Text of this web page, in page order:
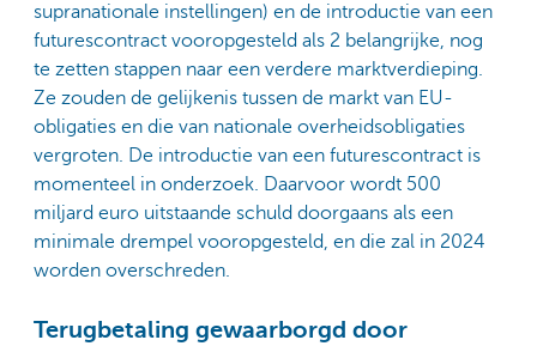
supranationale instellingen) en de introductie van een
futurescontract vooropgesteld als 2 belangrijke, nog
te zetten stappen naar een verdere marktverdieping.
Ze zouden de gelijkenis tussen de markt van EU-
obligaties en die van nationale overheidsobligaties
vergroten. De introductie van een futurescontract is
momenteel in onderzoek. Daarvoor wordt 500
miljard euro uitstaande schuld doorgaans als een
minimale drempel vooropgesteld, en die zal in 2024
worden overschreden.
Terugbetaling gewaarborgd door